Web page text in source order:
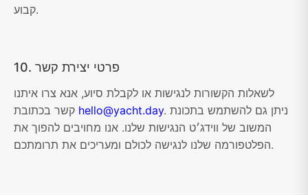
קבוע.
10. פרטי יצירת קשר
לשאלות הקשורות לנגישות או לקבלת סיוע, אנא צרו איתנו
hello@yacht.day. ניתן גם להשתמש בתכונת
המשוב של ווידג׳ט הנגישות שלנו. אנו מחויבים להפוך את
הפלטפורמה שלנו לנגישה לכולם ומעריכים את תרומתכם.